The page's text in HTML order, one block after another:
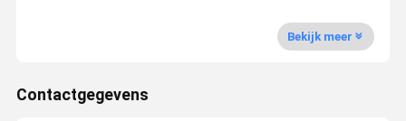
Bekijk meer
Contactgegevens